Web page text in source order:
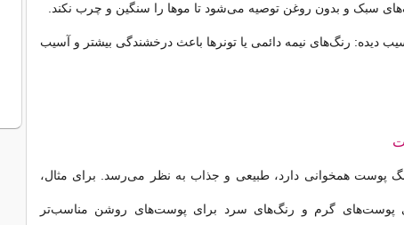
سبک و بدون روغن توصیه می‌شود تا موها را سنگین و چرب نکند.
دیده: رنگ‌های نیمه دائمی یا تونرها باعث درخشندگی بیشتر و آسیب
پوست همخوانی دارد، طبیعی و جذاب به نظر می‌رسد. برای مثال،
پوست‌های گرم و رنگ‌های سرد برای پوست‌های روشن مناسب‌تر